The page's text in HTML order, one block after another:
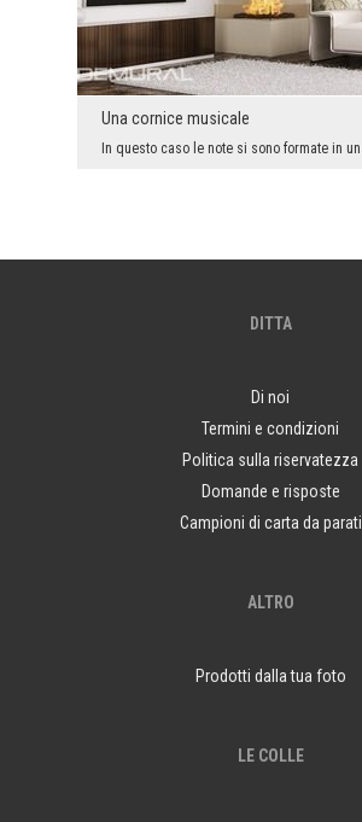
Una cornice musicale
DITTA
Di noi
Termini e condizioni
Politica sulla riservatezza
Domande e risposte
Campioni di carta da parati
ALTRO
Prodotti dalla tua foto
LE COLLE